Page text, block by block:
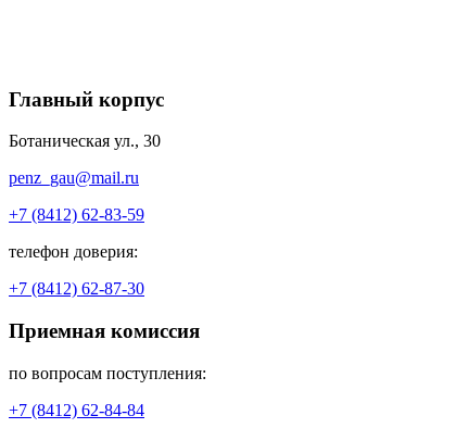
Главный корпус
Ботаническая ул., 30
penz_gau@mail.ru
+7 (8412) 62-83-59
телефон доверия:
+7 (8412) 62-87-30
Приемная комиссия
по вопросам поступления:
+7 (8412) 62-84-84